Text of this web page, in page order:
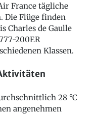
France tägliche
Die Flüge finden
Charles de Gaulle
200ER
Klassen.
28 °C
angenehmen